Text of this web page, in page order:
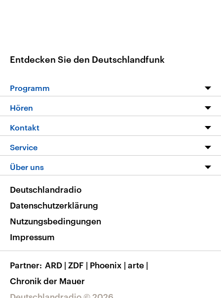
Entdecken Sie den Deutschlandfunk
Programm
Programm
Die Nachrichten
Nachrichtenleicht
Neue Beiträge auf dlf.de
Hören
Livestream
Podcasts
Deutschlandfunk App
Nachrichten App
Frequenzen
Kontakt
Hörerservice
Service
FAQ
Veranstaltungen
Musikliste
RSS
Über uns
Barrierefreiheit
Deutschlandradio
Datenschutzerklärung
Nutzungsbedingungen
Impressum
Partner ARD | ZDF | Phoenix | arte |
Chronik der Mauer